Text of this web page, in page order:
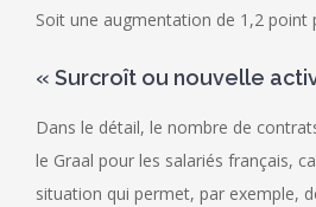
Soit une augmentation de 1,2 point
« Surcroît ou nouvelle
Dans le détail, le nombre de
le Graal pour les salariés français,
situation qui permet, par exemple,